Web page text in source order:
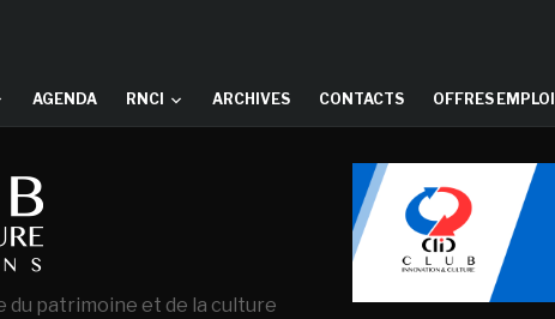
AGENDA RNCI ARCHIVES CONTACTS OFFRES
patrimoine et de la culture